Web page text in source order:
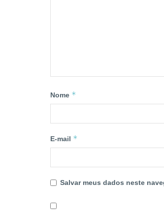
Nome *
E-mail *
Salvar meus dados neste